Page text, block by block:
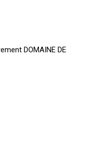
DOMAINE DE